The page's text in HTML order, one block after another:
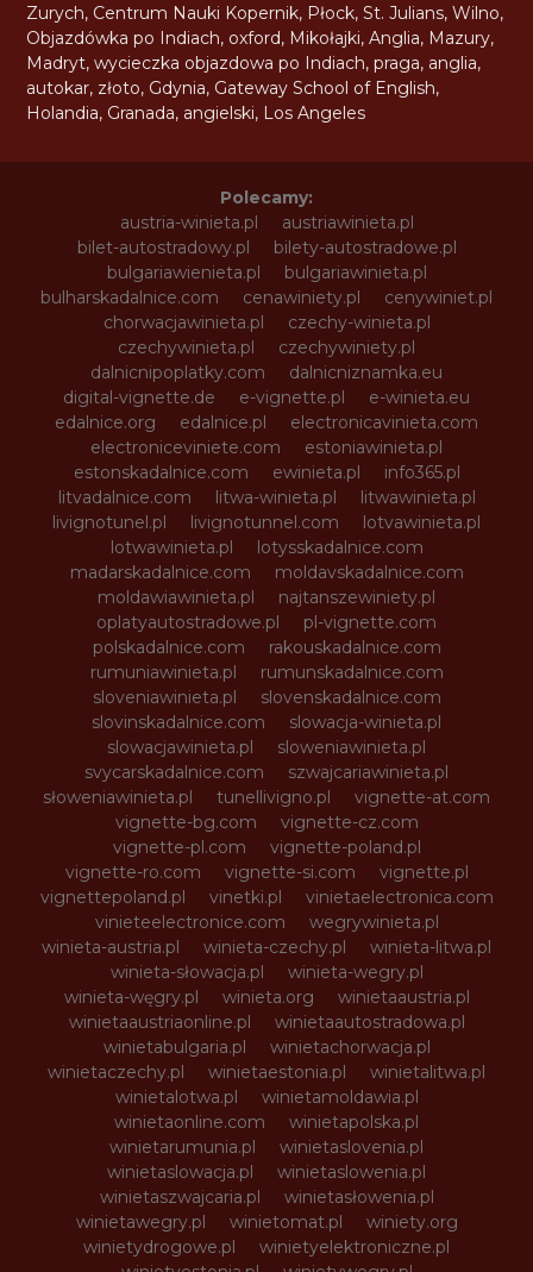
Zurych, Centrum Nauki Kopernik, Płock,St. Julians,Wilno,
Objazdówka po Indiach, oxford, Mikołajki,Anglia, Mazury,
Madryt,wycieczka objazdowa po Indiach,praga, anglia,
autokar, złoto, Gdynia, Gateway School of English,
Holandia, Granada, angielski, Los Angeles
Polecamy:
austria-winieta.pl
austriawinieta.pl
bilet-autostradowy.pl
bilety-autostradowe.pl
bulgariawienieta.pl
bulgariawinieta.pl
bulharskadalnice.com
cenawiniety.pl
cenywiniet.pl
chorwacjawinieta.pl
czechy-winieta.pl
czechywinieta.pl
czechywiniety.pl
dalnicnipoplatky.com
dalnicniznamka.eu
digital-vignette.de
e-vignette.pl
e-winieta.eu
edalnice.org
edalnice.pl
electronicavinieta.com
electroniceviniete.com
estoniawinieta.pl
estonskadalnice.com
ewinieta.pl
info365.pl
litvadalnice.com
litwa-winieta.pl
litwawinieta.pl
livignotunel.pl
livignotunnel.com
lotvawinieta.pl
lotwawinieta.pl
lotysskadalnice.com
madarskadalnice.com
moldavskadalnice.com
moldawiawinieta.pl
najtanszewiniety.pl
oplatyautostradowe.pl
pl-vignette.com
polskadalnice.com
rakouskadalnice.com
rumuniawinieta.pl
rumunskadalnice.com
sloveniawinieta.pl
slovenskadalnice.com
slovinskadalnice.com
slowacja-winieta.pl
slowacjawinieta.pl
sloweniawinieta.pl
svycarskadalnice.com
szwajcariawinieta.pl
słoweniawinieta.pl
tunellivigno.pl
vignette-at.com
vignette-bg.com
vignette-cz.com
vignette-pl.com
vignette-poland.pl
vignette-ro.com
vignette-si.com
vignette.pl
vignettepoland.pl
vinetki.pl
vinietaelectronica.com
vinieteelectronice.com
wegrywinieta.pl
winieta-austria.pl
winieta-czechy.pl
winieta-litwa.pl
winieta-słowacja.pl
winieta-wegry.pl
winieta-węgry.pl
winieta.org
winietaaustria.pl
winietaaustriaonline.pl
winietaautostradowa.pl
winietabulgaria.pl
winietachorwacja.pl
winietaczechy.pl
winietaestonia.pl
winietalitwa.pl
winietalotwa.pl
winietamoldawia.pl
winietaonline.com
winietapolska.pl
winietarumunia.pl
winietaslovenia.pl
winietaslowacja.pl
winietaslowenia.pl
winietaszwajcaria.pl
winietasłowenia.pl
winietawegry.pl
winietomat.pl
winiety.org
winietydrogowe.pl
winietyelektroniczne.pl